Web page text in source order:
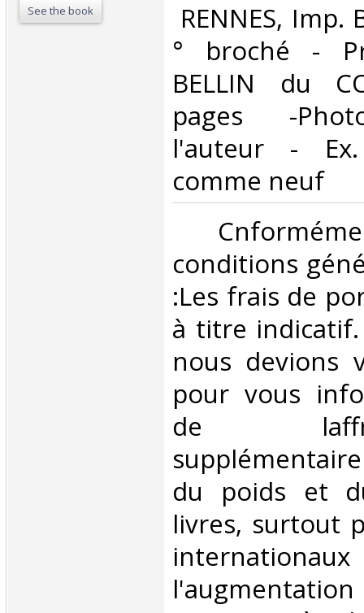
See the book
RENNES,
° broché -
BELLIN du
pages -
l'auteur -
comme neuf‎
conditions
:Les frais de
à titre
nous devions
pour vous
de
du poids et
livres, surtout
internationaux